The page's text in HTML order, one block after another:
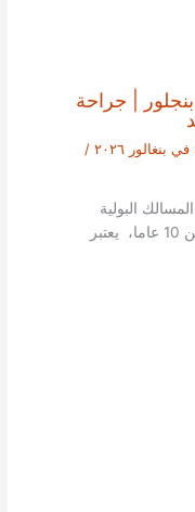
| جراحة
٢٠٢٦
/
البولية
والبروستات في بنغالور. مع خبرة أكثر من 10 عاما، يعتبر